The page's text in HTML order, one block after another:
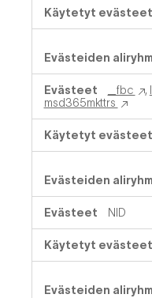
_fbc ,
msd365mkttrs
NID